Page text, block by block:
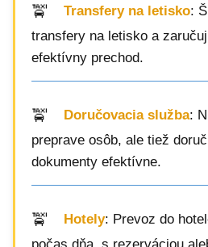
Transfery na letisko:
transfery na letisko a
efektívny prechod.
Doručovacia služba:
preprave osôb, ale tiež
dokumenty efektívne.
Hotely: Prevoz do